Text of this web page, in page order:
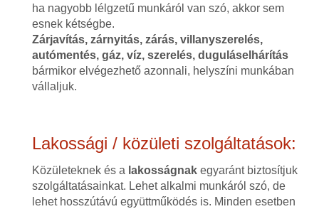
ha nagyobb lélgzetű munkáról van szó, akkor sem
esnek kétségbe.
Zárjavítás, zárnyitás, zárás, villanyszerelés,
autómentés, gáz, víz, szerelés, duguláselhárítás
bármikor elvégezhető azonnali, helyszíni munkában
vállaljuk.
Lakossági / közületi szolgáltatások:
Közületeknek és a lakosságnakegyaránt biztosítjuk
szolgáltatásainkat. Lehet alkalmi munkáról szó, de
lehet hosszútávú együttműködés is. Minden esetben